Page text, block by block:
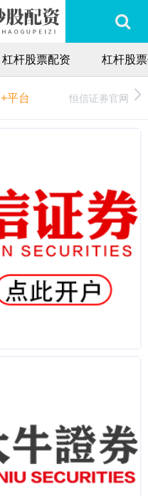
杠杆股票配资 杠杆股
+平台 恒信证券官网